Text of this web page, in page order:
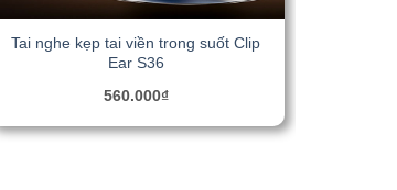
Tai nghe kẹp tai viền trong suốt Clip
Ear S36
560.000₫